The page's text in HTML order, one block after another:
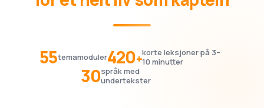
55temamoduler420+korte leksjoner på 3–
10 minutter
30språk med
undertekster